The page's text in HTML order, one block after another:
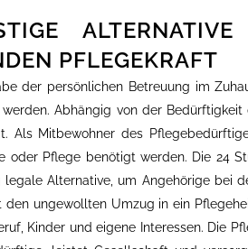
PFLEGEKRAFT
der persönlichen Betreuung im
Abhängig von der
Als Mitbewohner des
oder Pflege benötigt werden. Die 24
legale Alternative, um Angehörige bei
den ungewollten Umzug in ein
Kinder und eigene Interessen. Die